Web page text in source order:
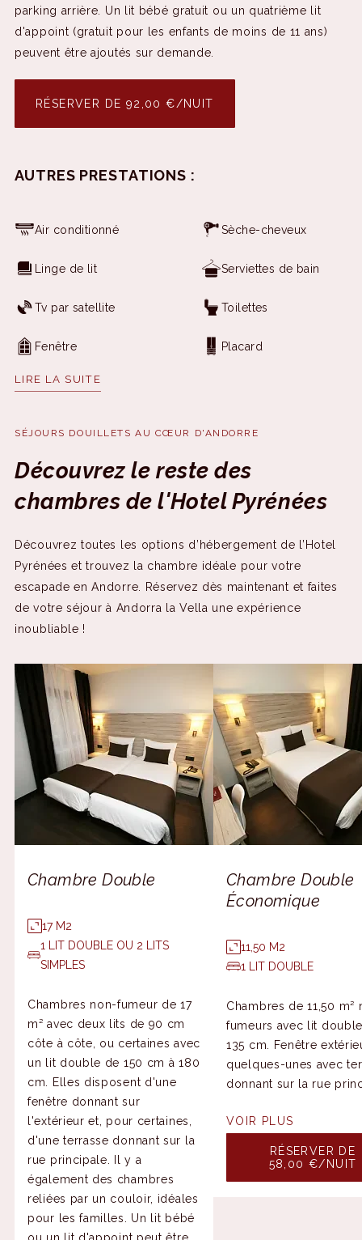
parking arrière. Un lit bébé gratuit ou un quatrième lit
d'appoint (gratuit pour les enfants de moins de 11 ans)
peuvent être ajoutés sur demande.
RÉSERVER DE 92,00 €/NUIT
AUTRES PRESTATIONS :
Air conditionné Sèche-cheveux
Linge de lit Serviettes de bain
Tv par satellite Toilettes
Fenêtre Placard
Coffre-fort
Tv Wifi gratuit
LIRE LA SUITE
SÉJOURS DOUILLETS AU CŒUR D'ANDORRE
Découvrez le reste des
chambres de l'Hotel Pyrénées
Découvrez toutes les options d’hébergement de l’Hotel
Pyrénées et trouvez la chambre idéale pour votre
escapade en Andorre. Réservez dès maintenant et faites
de votre séjour à Andorra la Vella une expérience
inoubliable !
Chambre Double
17 M2
1 LIT DOUBLE OU 2 LITS
SIMPLES
Chambres non-fumeur de 17
m² avec deux lits de 90 cm
côte à côte, ou certaines avec
un lit double de 150 cm à 180
cm. Elles disposent d'une
fenêtre donnant sur
l'extérieur et, pour certaines,
d'une terrasse donnant sur la
rue principale. Il y a
également des chambres
reliées par un couloir, idéales
pour les familles. Un lit bébé
Chambre Double
Économique
11,50 M2
1 LIT DOUBLE
Chambres de 11,50 m²
fumeurs avec lit
135 cm. Fenêtre
quelques-unes avec
donnant sur la rue
VOIR PLUS
RÉSERVER DE
58,00 €/NUIT